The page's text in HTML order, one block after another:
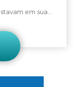
em sua...